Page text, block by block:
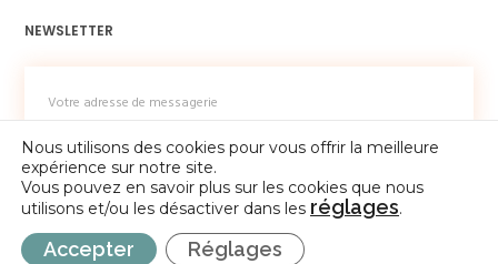
NEWSLETTER
Nous utilisons des cookies pour vous offrir la meilleure
expérience sur notre site.
Vous pouvez en savoir plus sur les cookies que nous
utilisons et/ou les désactiver dans les réglages.
Accepter Réglages